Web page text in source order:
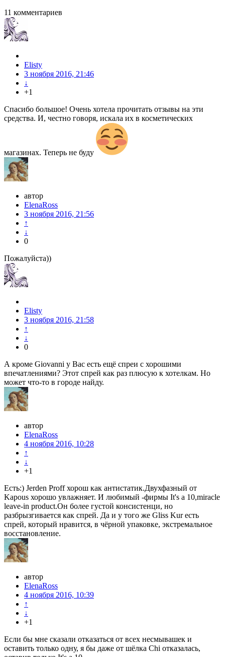
11 комментариев
Elisty
3 ноября 2016, 21:46
↓
+1
Спасибо большое! Очень хотела прочитать отзывы на эти
средства. И, честно говоря, искала их в косметических
магазинах. Теперь не буду
автор
ElenaRoss
3 ноября 2016, 21:56
↑
↓
0
Пожалуйста))
Elisty
3 ноября 2016, 21:58
↑
↓
0
А кроме Giovanni у Вас есть ещё спреи с хорошими
впечатлениями? Этот спрей как раз плюсую к хотелкам. Но
может что-то в городе найду.
автор
ElenaRoss
4 ноября 2016, 10:28
↑
↓
+1
Есть:) Jerden Proff хорош как антистатик.Двухфазный от
Kapous хорошо увлажняет. И любимый -фирмы It's a 10,miracle
leave-in product.Он более густой консистенци, но
разбрызгивается как спрей. Да и у того же Gliss Kur есть
спрей, который нравится, в чёрной упаковке, экстремальное
восстановление.
автор
ElenaRoss
4 ноября 2016, 10:39
↑
↓
+1
Если бы мне сказали отказаться от всех несмывашек и
оставить только одну, я бы даже от шёлка Chi отказалась,